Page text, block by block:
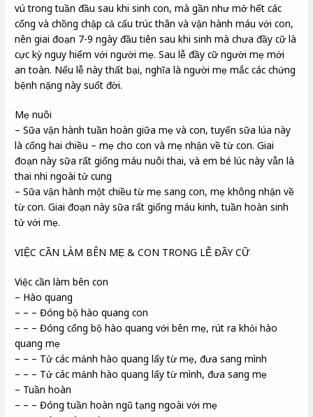
vú trong tuần đầu sau khi sinh con, mà gần như mở hết các
cổng và chồng chập cả cấu trúc thân và vận hành máu với con,
nên giai đoạn 7-9 ngày đầu tiên sau khi sinh mà chưa đầy cữ là
cực kỳ nguy hiểm với người mẹ. Sau lễ đầy cữ người mẹ mới
an toàn. Nếu lễ này thất bại, nghĩa là người mẹ mắc các chứng
bệnh nặng này suốt đời.
Mẹ nuôi
– Sữa vận hành tuần hoàn giữa mẹ và con, tuyến sữa lúa này
là cổng hai chiều – mẹ cho con và mẹ nhận về từ con. Giai
đoạn này sữa rất giống máu nuôi thai, và em bé lúc này vẫn là
thai nhi ngoài tử cung
– Sữa vận hành một chiều từ mẹ sang con, mẹ không nhận về
từ con. Giai đoạn này sữa rất giống máu kinh, tuần hoàn sinh
tử với mẹ.
VIỆC CẦN LÀM BÊN MẸ & CON TRONG LỄ ĐẦY CỮ
Việc cần làm bên con
– Hào quang
– – – Đóng bộ hào quang con
– – – Đóng cổng bộ hào quang với bên mẹ, rút ra khỏi hào
quang mẹ
– – – Tử các mảnh hào quang lấy từ mẹ, đưa sang mình
– – – Tử các mảnh hào quang lấy từ mình, đưa sang mẹ
– Tuần hoàn
– – – Đóng tuần hoàn ngũ tạng ngoài với mẹ